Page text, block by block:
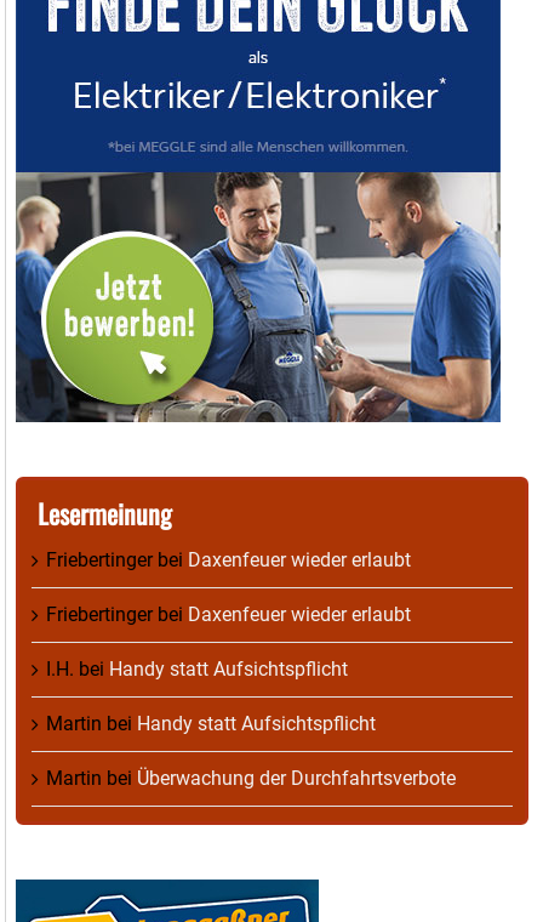
Lesermeinung
Friebertingerbei Daxenfeuer wieder erlaubt
Friebertingerbei Daxenfeuer wieder erlaubt
I.H. bei Handy statt Aufsichtspflicht
Martin bei Handy statt Aufsichtspflicht
Martin bei Überwachung der Durchfahrtsverbote